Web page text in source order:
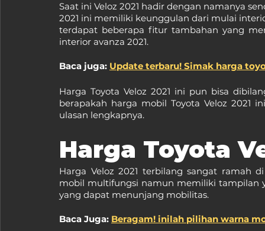
Saat ini Veloz 2021 hadir dengan namanya
2021 ini memiliki keunggulan dari mulai
terdapat beberapa fitur tambahan yang
interior avanza 2021.
Baca juga: Update terbaru! Simak harga
Harga Toyota Veloz 2021 ini pun bisa
berapakah harga mobil Toyota Veloz 2021
ulasan lengkapnya.
Harga Toyota
Harga Veloz 2021 terbilang sangat ramah
mobil multifungsi namun memiliki tampilan
yang dapat menunjang mobilitas.
Baca Juga: Beragam! inilah pilihan warna